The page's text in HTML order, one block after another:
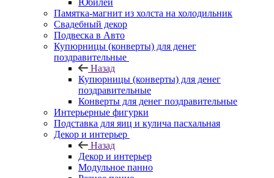
Юбилей
Памятка-магнит из холста на холодильник
Свадебный декор
Подвеска в Авто
Купюрницы (конверты) для денег
поздравительные
Назад
Купюрницы (конверты) для денег
поздравительные
Конверты для денег поздравительные
Интерьерные фигурки
Подставка для яиц и кулича пасхальная
Декор и интерьер
Назад
Декор и интерьер
Модульное панно